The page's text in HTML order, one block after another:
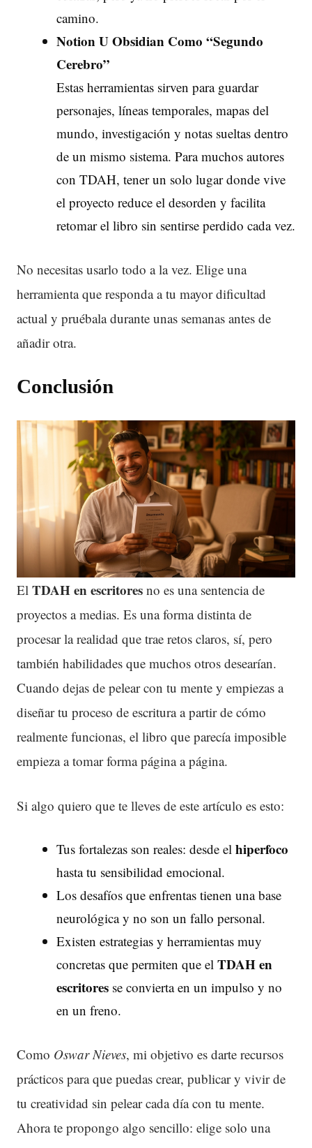
camino.
Notion U Obsidian Como “Segundo
Cerebro”
Estas herramientas sirven para guardar
personajes, líneas temporales, mapas del
mundo, investigación y notas sueltas dentro
de un mismo sistema. Para muchos autores
con TDAH, tener un solo lugar donde vive
el proyecto reduce el desorden y facilita
retomar el libro sin sentirse perdido cada vez.
No necesitas usarlo todo a la vez. Elige una
herramienta que responda a tu mayor dificultad
actual y pruébala durante unas semanas antes de
añadir otra.
Conclusión
El TDAH en escritores no es una sentencia de
proyectos a medias. Es una forma distinta de
procesar la realidad que trae retos claros, sí, pero
también habilidades que muchos otros desearían.
Cuando dejas de pelear con tu mente y empiezas a
diseñar tu proceso de escritura a partir de cómo
realmente funcionas, el libro que parecía imposible
empieza a tomar forma página a página.
Si algo quiero que te lleves de este artículo es esto:
Tus fortalezas son reales: desde el hiperfoco
hasta tu sensibilidad emocional.
Los desafíos que enfrentas tienen una base
neurológica y no son un fallo personal.
Existen estrategias y herramientas muy
concretas que permiten que el TDAH en
escritores se convierta en un impulso y no
en un freno.
Como Oswar Nieves, mi objetivo es darte recursos
prácticos para que puedas crear, publicar y vivir de
tu creatividad sin pelear cada día con tu mente.
Ahora te propongo algo sencillo: elige solo una